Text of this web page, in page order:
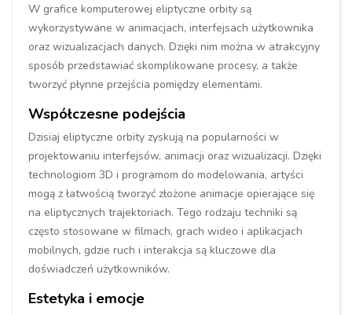
W grafice komputerowej eliptyczne orbity są
wykorzystywane w animacjach, interfejsach użytkownika
oraz wizualizacjach danych. Dzięki nim można w atrakcyjny
sposób przedstawiać skomplikowane procesy, a także
tworzyć płynne przejścia pomiędzy elementami.
Współczesne podejścia
Dzisiaj eliptyczne orbity zyskują na popularności w
projektowaniu interfejsów, animacji oraz wizualizacji. Dzięki
technologiom 3D i programom do modelowania, artyści
mogą z łatwością tworzyć złożone animacje opierające się
na eliptycznych trajektoriach. Tego rodzaju techniki są
często stosowane w filmach, grach wideo i aplikacjach
mobilnych, gdzie ruch i interakcja są kluczowe dla
doświadczeń użytkowników.
Estetyka i emocje